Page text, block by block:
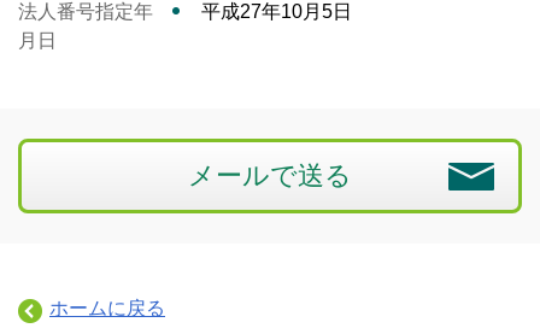
法人番号指定年
月日
平成27年10月5日
メールで送る
ホームに戻る